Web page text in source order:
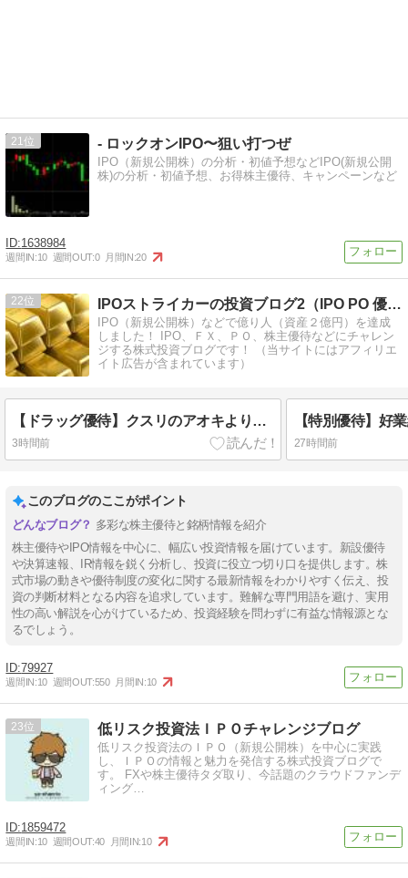
21 - ロックオンIPO〜狙い打つぜ
IPO（新規公開株）の分析・初値予想などIPO(新規公開
株)の分析・初値予想、お得株主優待、キャンペーンなど
1638984
週間IN:10 週間OUT:0 月間IN:20
22 IPOストライカーの投資ブログ2（IPO PO 優待 FX）
IPO（新規公開株）などで億り人（資産２億円）を達成
しました！ IPO、ＦＸ、ＰＯ、株主優待などにチャレン
ジする株式投資ブログです！ （当サイトにはアフィリエ
イト広告が含まれています）
【ドラッグ優待】クスリのアオキより優待案内
3時間前 27時間前
このブログのここがポイント
多彩な株主優待と銘柄情報を紹介
株主優待やIPO情報を中心に、幅広い投資情報を届けています。新設優待
や決算速報、IR情報を鋭く分析し、投資に役立つ切り口を提供します。株
式市場の動きや優待制度の変化に関する最新情報をわかりやすく伝え、投
資の判断材料となる内容を追求しています。難解な専門用語を避け、実用
性の高い解説を心がけているため、投資経験を問わずに有益な情報源とな
るでしょう。
79927
週間IN:10 週間OUT:550 月間IN:10
23 低リスク投資法ＩＰＯチャレンジブログ
低リスク投資法のＩＰＯ（新規公開株）を中心に実践
し、ＩＰＯの情報と魅力を発信する株式投資ブログで
す。 FXや株主優待タダ取り、今話題のクラウドファンデ
ィング…
1859472
週間IN:10 週間OUT:40 月間IN:10